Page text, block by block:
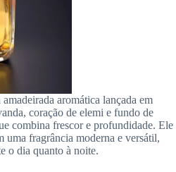
aromática lançada em
coração de elemi e fundo de
combina frescor e profundidade. Ele
uma fragrância moderna e versátil,
o dia quanto à noite.